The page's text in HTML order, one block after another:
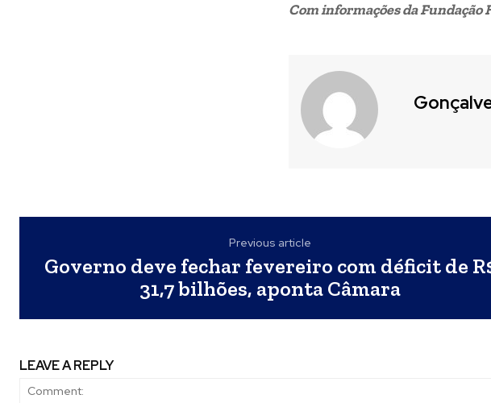
Com informações da Fundação
Previous article
Governo deve fechar fevereiro com déficit de
31,7 bilhões, aponta Câmara
LEAVE A REPLY